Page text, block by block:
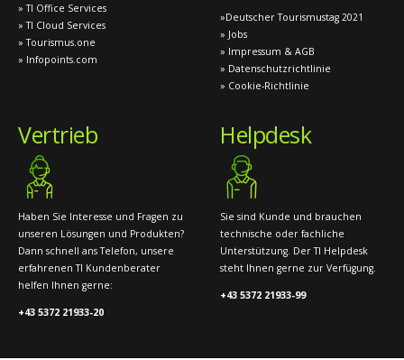
» TI Office Services
» TI Cloud Services
» Tourismus.one
» Infopoints.com
»Deutscher Tourismustag 2021
» Jobs
» Impressum & AGB
» Datenschutzrichtlinie
» Cookie-Richtlinie
Vertrieb
Haben Sie Interesse und Fragen zu
unseren Lösungen und Produkten?
Dann schnell ans Telefon, unsere
erfahrenen TI Kundenberater
helfen Ihnen gerne:
+43 5372 21933-20
Helpdesk
Sie sind Kunde und brauchen
technische oder fachliche
Unterstützung. Der TI Helpdesk
steht Ihnen gerne zur Verfügung.
+43 5372 21933-99